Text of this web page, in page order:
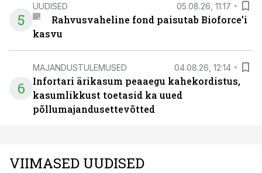
5
UUDISED 05.08.26, 11:17
Rahvusvaheline fond paisutab Bioforce’i
kasvu
6
MAJANDUSTULEMUSED 04.08.26, 12:14
Infortari ärikasum peaaegu kahekordistus,
kasumlikkust toetasid ka uued
põllumajandusettevõtted
VIIMASED UUDISED